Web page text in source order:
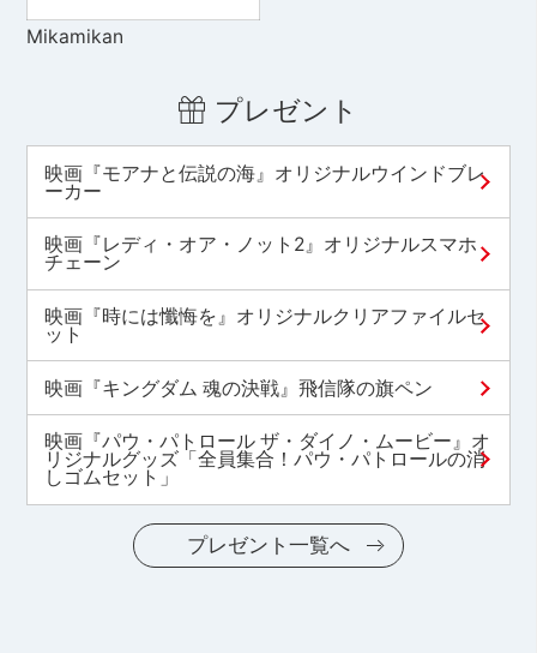
Mikamikan
プレゼント
映画『モアナと伝説の海』オリジナルウインドブレ
ーカー
映画『レディ・オア・ノット2』オリジナルスマホ
チェーン
映画『時には懺悔を』オリジナルクリアファイルセ
ット
映画『キングダム 魂の決戦』飛信隊の旗ペン
映画『パウ・パトロール ザ・ダイノ・ムービー』オ
リジナルグッズ「全員集合！パウ・パトロールの消
しゴムセット」
プレゼント一覧へ